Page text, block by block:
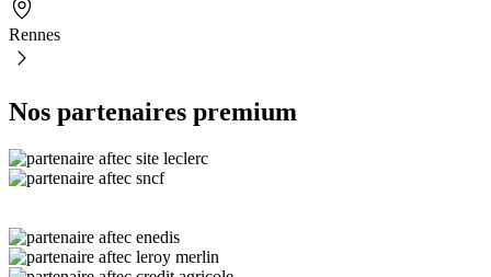
Rennes
Nos partenaires premium